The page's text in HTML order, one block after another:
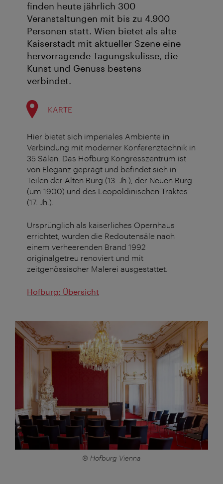
finden heute jährlich 300
Veranstaltungen mit bis zu 4.900
Personen statt. Wien bietet als alte
Kaiserstadt mit aktueller Szene eine
hervorragende Tagungskulisse, die
Kunst und Genuss bestens
verbindet.
KARTE
Hier bietet sich imperiales Ambiente in
Verbindung mit moderner Konferenztechnik in
35 Sälen. Das Hofburg Kongresszentrum ist
von Eleganz geprägt und befindet sich in
Teilen der Alten Burg (13. Jh.), der Neuen Burg
(um 1900) und des Leopoldinischen Traktes
(17. Jh.).
Ursprünglich als kaiserliches Opernhaus
errichtet, wurden die Redoutensäle nach
einem verheerenden Brand 1992
originalgetreu renoviert und mit
zeitgenössischer Malerei ausgestattet.
Hofburg: Übersicht
© Hofburg Vienna